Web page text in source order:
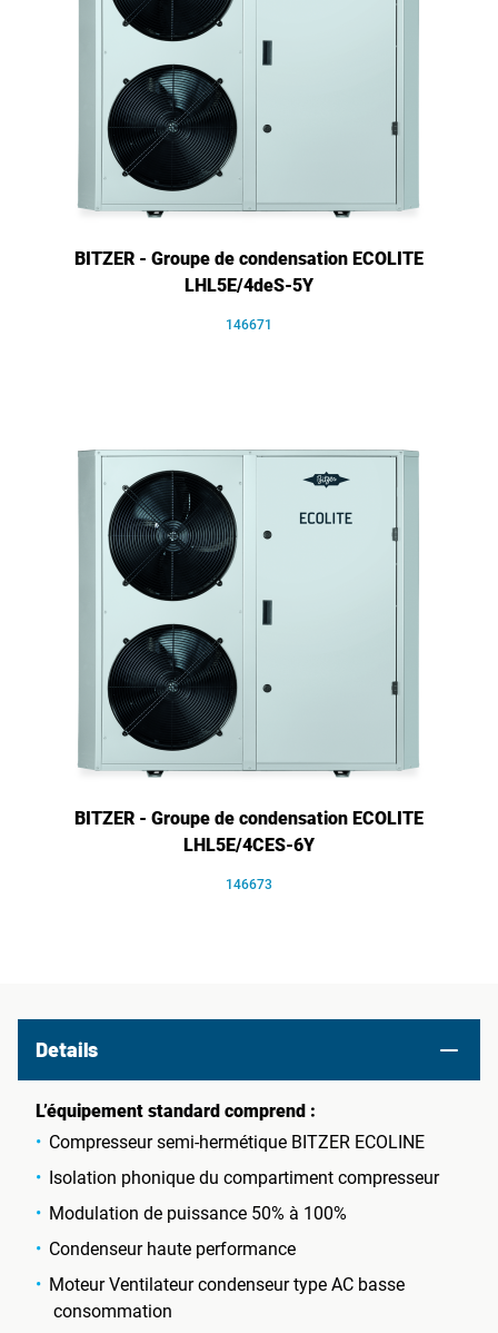
BITZER - Groupe de condensation ECOLITE
LHL5E/4deS-5Y
146671
BITZER - Groupe de condensation ECOLITE
LHL5E/4CES-6Y
146673
Details
L’équipement standard comprend :
Compresseur semi-hermétique BITZER ECOLINE
Isolation phonique du compartiment compresseur
Modulation de puissance 50% à 100%
Condenseur haute performance
Moteur Ventilateur condenseur type AC basse
consommation